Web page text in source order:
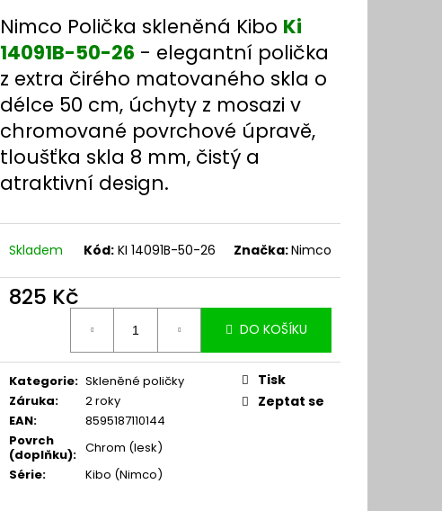
Nimco Polička skleněná Kibo Ki
14091B-50-26 - elegantní polička
z extra čirého matovaného skla o
délce 50 cm, úchyty z mosazi v
chromované povrchové úpravě,
tloušťka skla 8 mm, čistý a
atraktivní design.
Skladem Kód: KI 14091B-50-26 Značka:Nimco
825 Kč
DO KOŠÍKU
Kategorie: Skleněné poličky
Záruka:
2 roky
EAN:
8595187110144
Povrch
(doplňku): Chrom (lesk)
Série: Kibo (Nimco)
Tisk
Zeptat se